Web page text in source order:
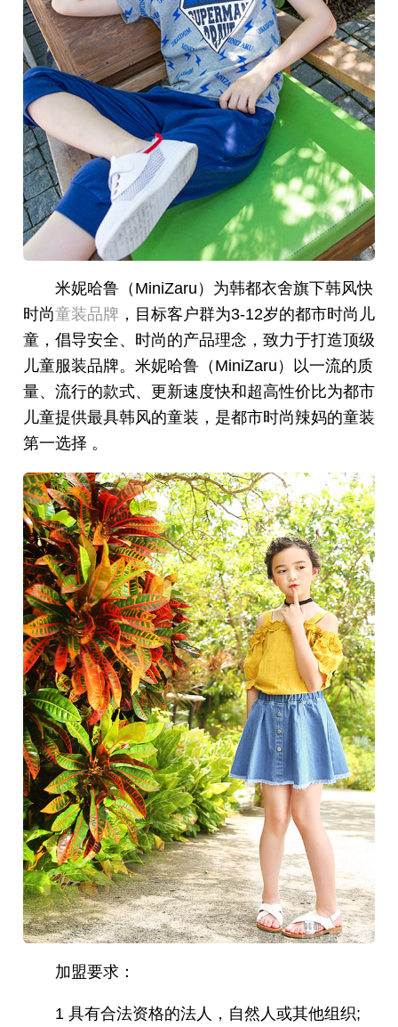
米妮哈鲁（MiniZaru）为韩都衣舍旗下韩风快
时尚童装品牌 ，目标客户群为3-12岁的都市时尚儿
童，倡导安全、时尚的产品理念，致力于打造顶级
儿童服装品牌。米妮哈鲁（MiniZaru）以一流的质
量、流行的款式、更新速度快和超高性价比为都市
儿童提供最具韩风的童装，是都市时尚辣妈的童装
第一选择 。
加盟要求：
1 具有合法资格的法人，自然人或其他组织;